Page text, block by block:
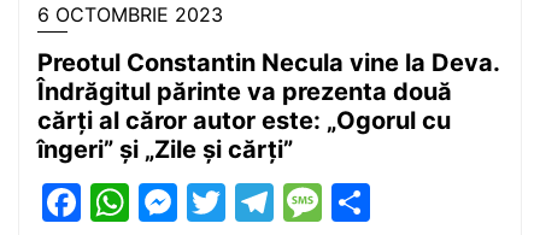
6 OCTOMBRIE 2023
Preotul Constantin Necula vine la Deva.
Îndrăgitul părinte va prezenta două
cărți al căror autor este: „Ogorul cu
îngeri” și „Zile și cărți”
Facebook
WhatsApp
Messenger
Twitter
Telegram
Message